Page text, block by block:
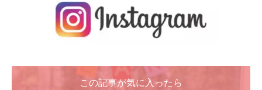
この記事が気に入ったら